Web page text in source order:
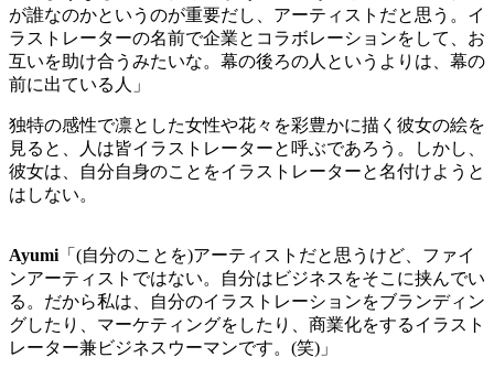
が誰なのかというのが重要だし、アーティストだと思う。イ
ラストレーターの名前で企業とコラボレーションをして、お
互いを助け合うみたいな。幕の後ろの人というよりは、幕の
前に出ている人」
独特の感性で凛とした女性や花々を彩豊かに描く彼女の絵を
見ると、人は皆イラストレーターと呼ぶであろう。しかし、
彼女は、自分自身のことをイラストレーターと名付けようと
はしない。
Ayumi 「 (自分のことを)アーティストだと思うけど、ファイ
ンアーティストではない。自分はビジネスをそこに挟んでい
る。だから私は、自分のイラストレーションをブランディン
グしたり、マーケティングをしたり、商業化をするイラスト
レーター兼ビジネスウーマンです。 (笑) 」